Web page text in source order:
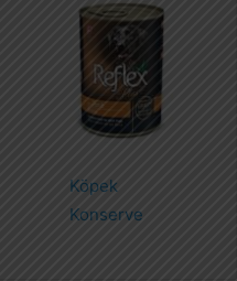
Köpek
Konserve